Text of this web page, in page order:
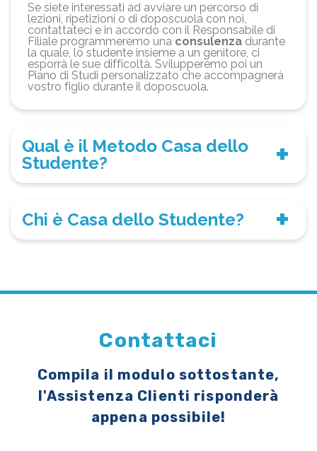
Se siete interessati ad avviare un percorso di
lezioni, ripetizioni o di doposcuola con noi,
contattateci e in accordo con il Responsabile di
Filiale programmeremo una consulenza durante
la quale, lo studente insieme a un genitore, ci
esporrà le sue difficoltà. Svilupperemo poi un
Piano di Studi personalizzato che accompagnerà
vostro figlio durante il doposcuola.
Qual è il Metodo Casa dello
Studente?
Chi è Casa dello Studente?
Contattaci
Compila il modulo sottostante,
l'Assistenza Clienti risponderà
appena possibile!